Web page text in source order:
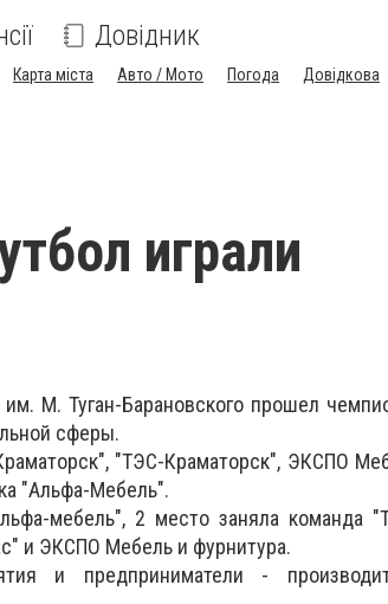
Довідник
Карта міста Авто / Мото Погода Довідкова
играли
М. Туган-Барановского прошел
сферы.
"ТЭС-Краматорск", ЭКСПО
"Альфа-Мебель".
мебель", 2 место заняла команда
и ЭКСПО Мебель и фурнитура.
и предприниматели -